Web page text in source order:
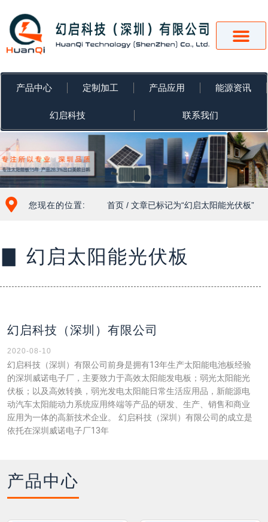
容
产品中心 定制加工 产品应用 能源资讯
幻启科技 联系我们
您现在的位置: 首页 / 文章已标记为“幻启太阳能光伏板”
▊ 幻启太阳能光伏板
幻启科技（深圳）有限公司
2020-08-10
幻启科技（深圳）有限公司前身是拥有13年生产太阳能电池板经验
的深圳威诺电子厂，主要致力于高效太阳能发电板；弱光太阳能光
伏板；以及高效转换，弱光发电太阳能日常生活应用品，新能源电
动汽车太阳能动力系统应用终端等产品的研发、生产、销售和商业
应用为一体的高新技术企业。 幻启科技（深圳）有限公司的成立是
依托在深圳威诺电子厂13年
产品中心